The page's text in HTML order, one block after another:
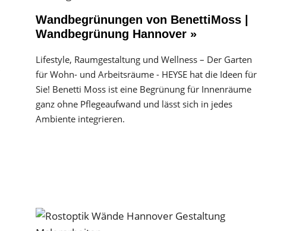
Wandbegrünungen von BenettiMoss |
Wandbegrünung Hannover »
Lifestyle, Raumgestaltung und Wellness – Der Garten
für Wohn- und Arbeitsräume - HEYSE hat die Ideen für
Sie! Benetti Moss ist eine Begrünung für Innenräume
ganz ohne Pflegeaufwand und lässt sich in jedes
Ambiente integrieren.